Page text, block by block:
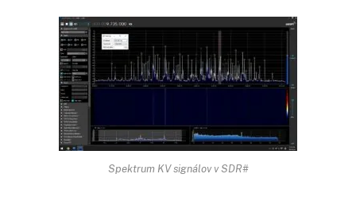
Spektrum KV signálov v SDR#